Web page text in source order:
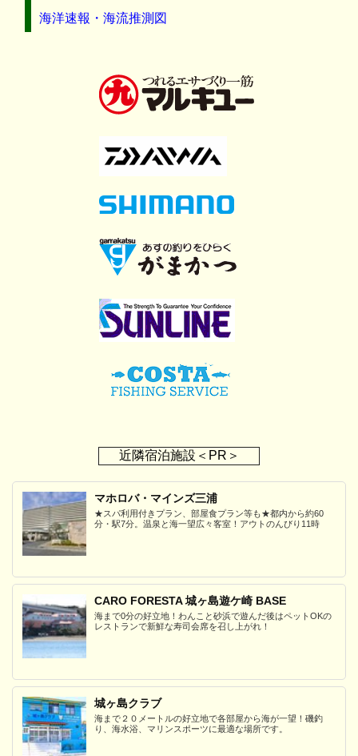
海洋速報・海流推測図
近隣宿泊施設＜PR＞
マホロバ・マインズ三浦
★スパ利用付きプラン、部屋食プラン等も★都内から約60
分・駅7分。温泉と海一望広々客室！アウトのんびり11時
CARO FORESTA 城ヶ島遊ケ崎 BASE
海まで0分の好立地！わんこと砂浜で遊んだ後はペットOKの
レストランで新鮮な寿司会席を召し上がれ！
城ヶ島クラブ
海まで２０メートルの好立地で各部屋から海が一望！磯釣
り、海水浴、マリンスポーツに最適な場所です。